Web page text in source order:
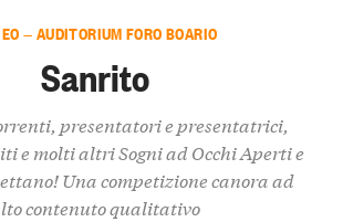
— AUDITORIUM FORO BOARIO
Sanrito
presentatori e presentatrici,
e molti altri Sogni ad Occhi Aperti e
Una competizione canora ad
contenuto qualitativo